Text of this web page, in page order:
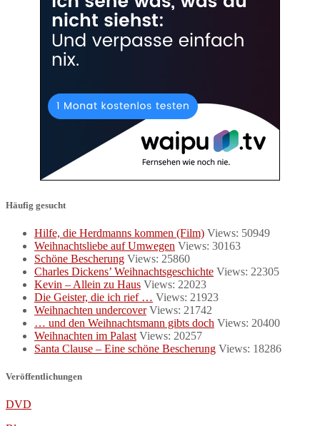
Häufig gesucht
Hilfe, die Herdmanns kommen (Film) Views: 50949
Weihnachtsliebe auf Umwegen Views: 30163
Schöne Bescherung Views: 25860
Charles Dickens’ Weihnachtsgeschichte Views: 22305
Kevin – Allein zu Haus Views: 22023
Die Geister, die ich rief … Views: 21923
Weihnachten undercover Views: 21742
… und den Weihnachtsmann gibts doch Views: 20400
Weihnachten im Palast Views: 20257
Santa Clause – Eine schöne Bescherung Views: 18286
Veröffentlichungen
DVD